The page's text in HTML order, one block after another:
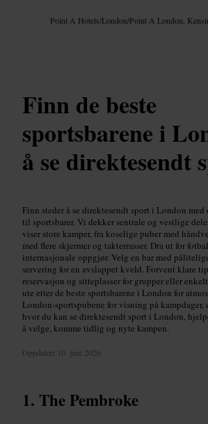
Point A Hotels/London/Point A London,
Finn de beste
sportsbarene i
å se direktesendt
Finn steder å se direktesendt sport i London
til sportsbarer. Vi dekker sentrale og vestlige
viser store kamper, fra koselige puber med
med flere skjermer og takterrasser. Dra ut for
internasjonale oppgjør. Velg en bar med
servering for en avslappet kveld. Forvent klare
reservasjon og sitteplasser for grupper eller
ute etter de beste sportsbarene i London for
London-sportspubene for visning på
hvor du kan se direktesendt sport i London,
å velge, komme tidlig og nyte kampen.
Oppdatert 10. juni 2026
The Pembroke